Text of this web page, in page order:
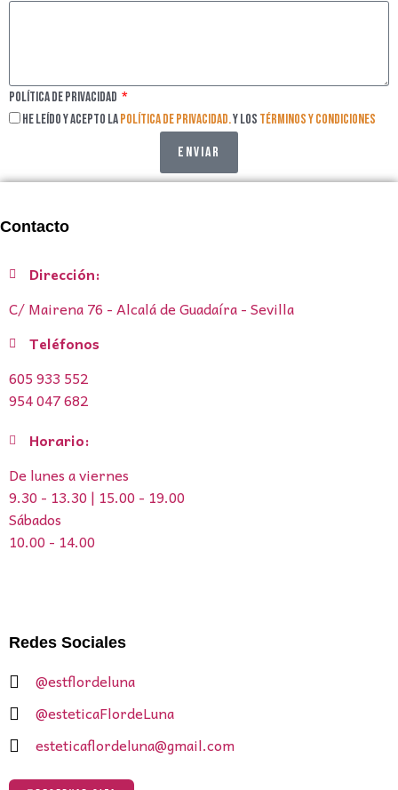
Política de privacidad
He leído y acepto lapolítica de privacidad.y los Términos y condiciones
Enviar
Contacto
Dirección:
C/ Mairena 76 - Alcalá de Guadaíra - Sevilla
Teléfonos
605 933 552
954 047 682
Horario:
De lunes a viernes
9.30 - 13.30 | 15.00 - 19.00
Sábados
10.00 - 14.00
Redes Sociales
@estflordeluna
@esteticaFlordeLuna
esteticaflordeluna@gmail.com